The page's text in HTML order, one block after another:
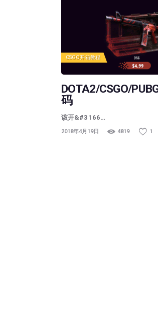
CSGO开箱教程
DOTA2/CSGO/
码
该开&#3166…
2018年4月19日 4819 1